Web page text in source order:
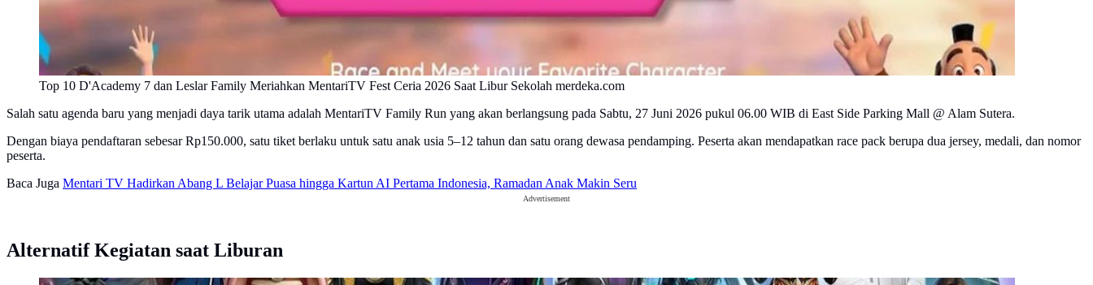
Top 10 D'Academy 7 dan Leslar Family Meriahkan MentariTV Fest Ceria 2026 Saat Libur Sekolah merdeka.com
Salah satu agenda baru yang menjadi daya tarik utama adalah MentariTV Family Run yang akan berlangsung pada Sabtu, 27 Juni 2026 pukul 06.00 WIB di East Side Parking Mall @ Alam Sutera.
Dengan biaya pendaftaran sebesar Rp150.000, satu tiket berlaku untuk satu anak usia 5–12 tahun dan satu orang dewasa pendamping. Peserta akan mendapatkan race pack berupa dua jersey, medali, dan nomor
peserta.
Baca Juga Mentari TV Hadirkan Abang L Belajar Puasa hingga Kartun AI Pertama Indonesia, Ramadan Anak Makin Seru
Advertisement
Alternatif Kegiatan saat Liburan